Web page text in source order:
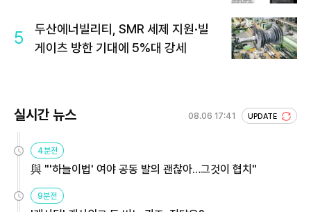
5
두산에너빌리티, SMR 세제 지원·빌
게이츠 방한 기대에 5%대 강세
실시간 뉴스 08.06 17:41 UPDATE
4분전
與 "'하늘이법' 여야 공동 발의 괜찮아…그것이 협치"
9분전